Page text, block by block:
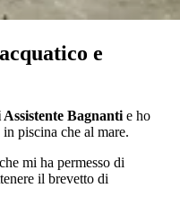
e
Bagnanti e ho
in piscina che al mare.
mi ha permesso di
il brevetto di